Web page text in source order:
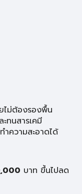
ไม่ต้องรองพื้น
ทนสารเคมี
ความสะอาดได้
บาท ขึ้นไปลด